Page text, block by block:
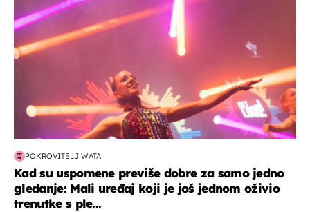
POKROVITELJ WATA
Kad su uspomene previše dobre za samo jedno
gledanje: Mali uređaj koji je još jednom oživio
trenutke s ple...